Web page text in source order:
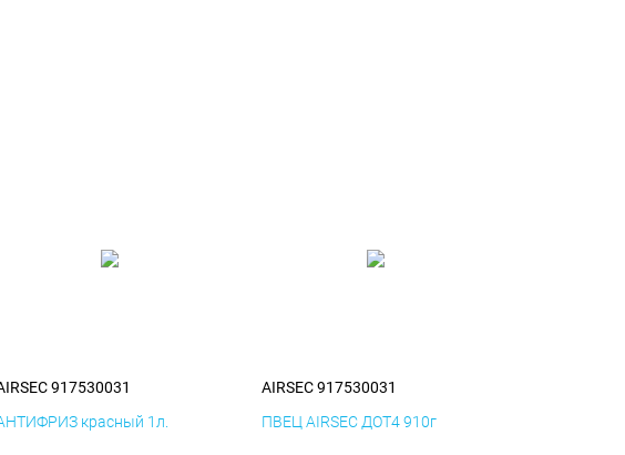
917530031
красный 1л.
AIRSEC 917530031
ПВЕЦ AIRSEC ДОТ4 910г